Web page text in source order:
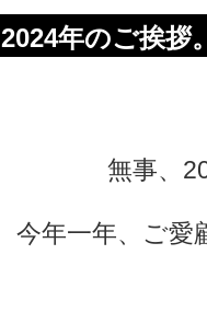
2024年のご挨拶
無事、
今年一年、ご愛